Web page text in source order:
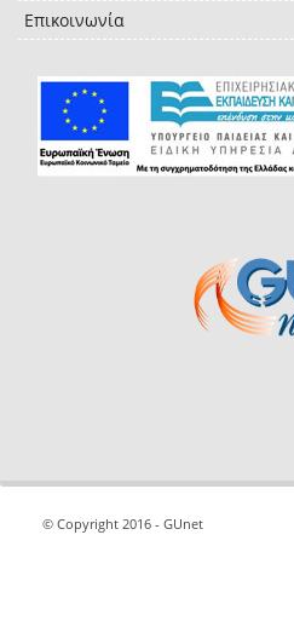
Επικοινωνία
© Copyright 2016 - GUnet